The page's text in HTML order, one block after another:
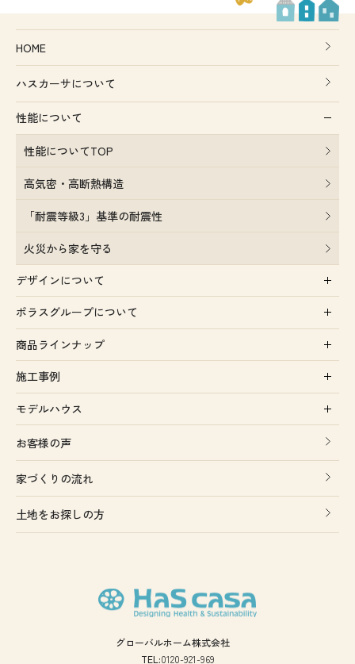
HOME
ハスカーサについて
性能について
性能についてTOP
高気密・高断熱構造
「耐震等級3」基準の耐震性
火災から家を守る
デザインについて
ポラスグループについて
商品ラインナップ
施工事例
モデルハウス
お客様の声
家づくりの流れ
土地をお探しの方
グローバルホーム株式会社
TEL:0120-921-969